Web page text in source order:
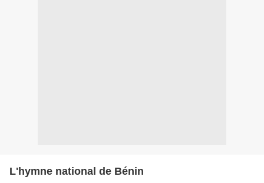
L'hymne national de Bénin